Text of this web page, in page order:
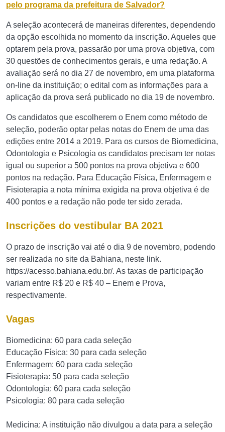
pelo programa da prefeitura de Salvador?
A seleção acontecerá de maneiras diferentes, dependendo
da opção escolhida no momento da inscrição. Aqueles que
optarem pela prova, passarão por uma prova objetiva, com
30 questões de conhecimentos gerais, e uma redação. A
avaliação será no dia 27 de novembro, em uma plataforma
on-line da instituição; o edital com as informações para a
aplicação da prova será publicado no dia 19 de novembro.
Os candidatos que escolherem o Enem como método de
seleção, poderão optar pelas notas do Enem de uma das
edições entre 2014 a 2019. Para os cursos de Biomedicina,
Odontologia e Psicologia os candidatos precisam ter notas
igual ou superior a 500 pontos na prova objetiva e 600
pontos na redação. Para Educação Física, Enfermagem e
Fisioterapia a nota mínima exigida na prova objetiva é de
400 pontos e a redação não pode ter sido zerada.
Inscrições do vestibular BA 2021
O prazo de inscrição vai até o dia 9 de novembro, podendo
ser realizada no site da Bahiana, neste link.
https://acesso.bahiana.edu.br/. As taxas de participação
variam entre R$ 20 e R$ 40 – Enem e Prova,
respectivamente.
Vagas
Biomedicina: 60 para cada seleção
Educação Física: 30 para cada seleção
Enfermagem: 60 para cada seleção
Fisioterapia: 50 para cada seleção
Odontologia: 60 para cada seleção
Psicologia: 80 para cada seleção
Medicina: A instituição não divulgou a data para a seleção